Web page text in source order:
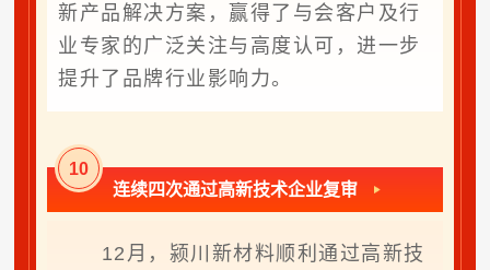
新产品解决方案，赢得了与会客户及行
业专家的广泛关注与高度认可，进一步
提升了品牌行业影响力。
10
连续四次通过高新技术企业复审
12月，颍川新材料顺利通过高新技